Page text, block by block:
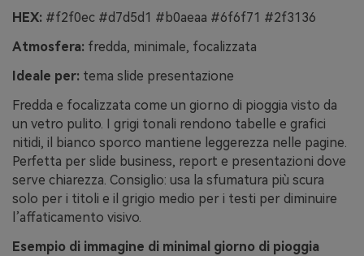
HEX: #f2f0ec #d7d5d1 #b0aeaa #6f6f71 #2f3136
Atmosfera: fredda, minimale, focalizzata
Ideale per: tema slide presentazione
Fredda e focalizzata come un giorno di pioggia visto da
un vetro pulito. I grigi tonali rendono tabelle e grafici
nitidi, il bianco sporco mantiene leggerezza nelle pagine.
Perfetta per slide business, report e presentazioni dove
serve chiarezza. Consiglio: usa la sfumatura più scura
solo per i titoli e il grigio medio per i testi per diminuire
l’affaticamento visivo.
Esempio di immagine di minimal giorno di pioggia